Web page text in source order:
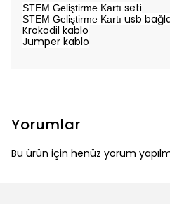
STEM Geliştirme Kartı seti
STEM Geliştirme Kartı usb
Krokodil kablo
Jumper kablo
Yorumlar
Bu ürün için henüz yorum